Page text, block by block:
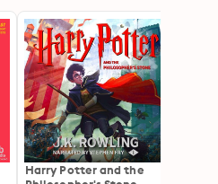
Harry Potter and the